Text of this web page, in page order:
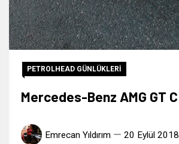
PETROLHEAD GÜNLÜKLERİ
Mercedes-Benz AMG GT C
Emrecan Yıldırım 20 Eylül 2018